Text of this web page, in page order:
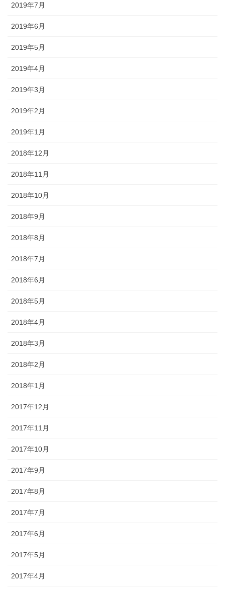
2019年7月
2019年6月
2019年5月
2019年4月
2019年3月
2019年2月
2019年1月
2018年12月
2018年11月
2018年10月
2018年9月
2018年8月
2018年7月
2018年6月
2018年5月
2018年4月
2018年3月
2018年2月
2018年1月
2017年12月
2017年11月
2017年10月
2017年9月
2017年8月
2017年7月
2017年6月
2017年5月
2017年4月